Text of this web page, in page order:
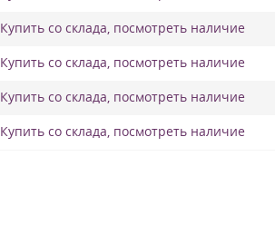
Купить со склада, посмотреть наличие
Купить со склада, посмотреть наличие
Купить со склада, посмотреть наличие
Купить со склада, посмотреть наличие